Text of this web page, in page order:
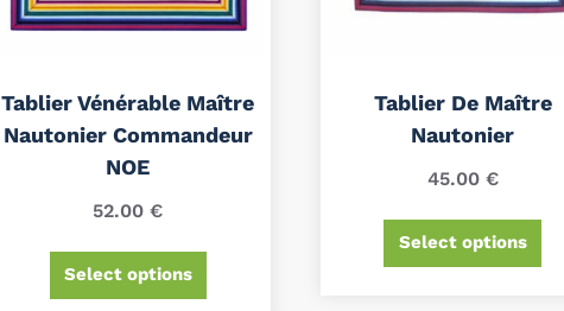
Tablier Vénérable Maître
Nautonier Commandeur
NOE
52.00€
Select options
Tablier De Maître
Nautonier
45.00 €
Select options